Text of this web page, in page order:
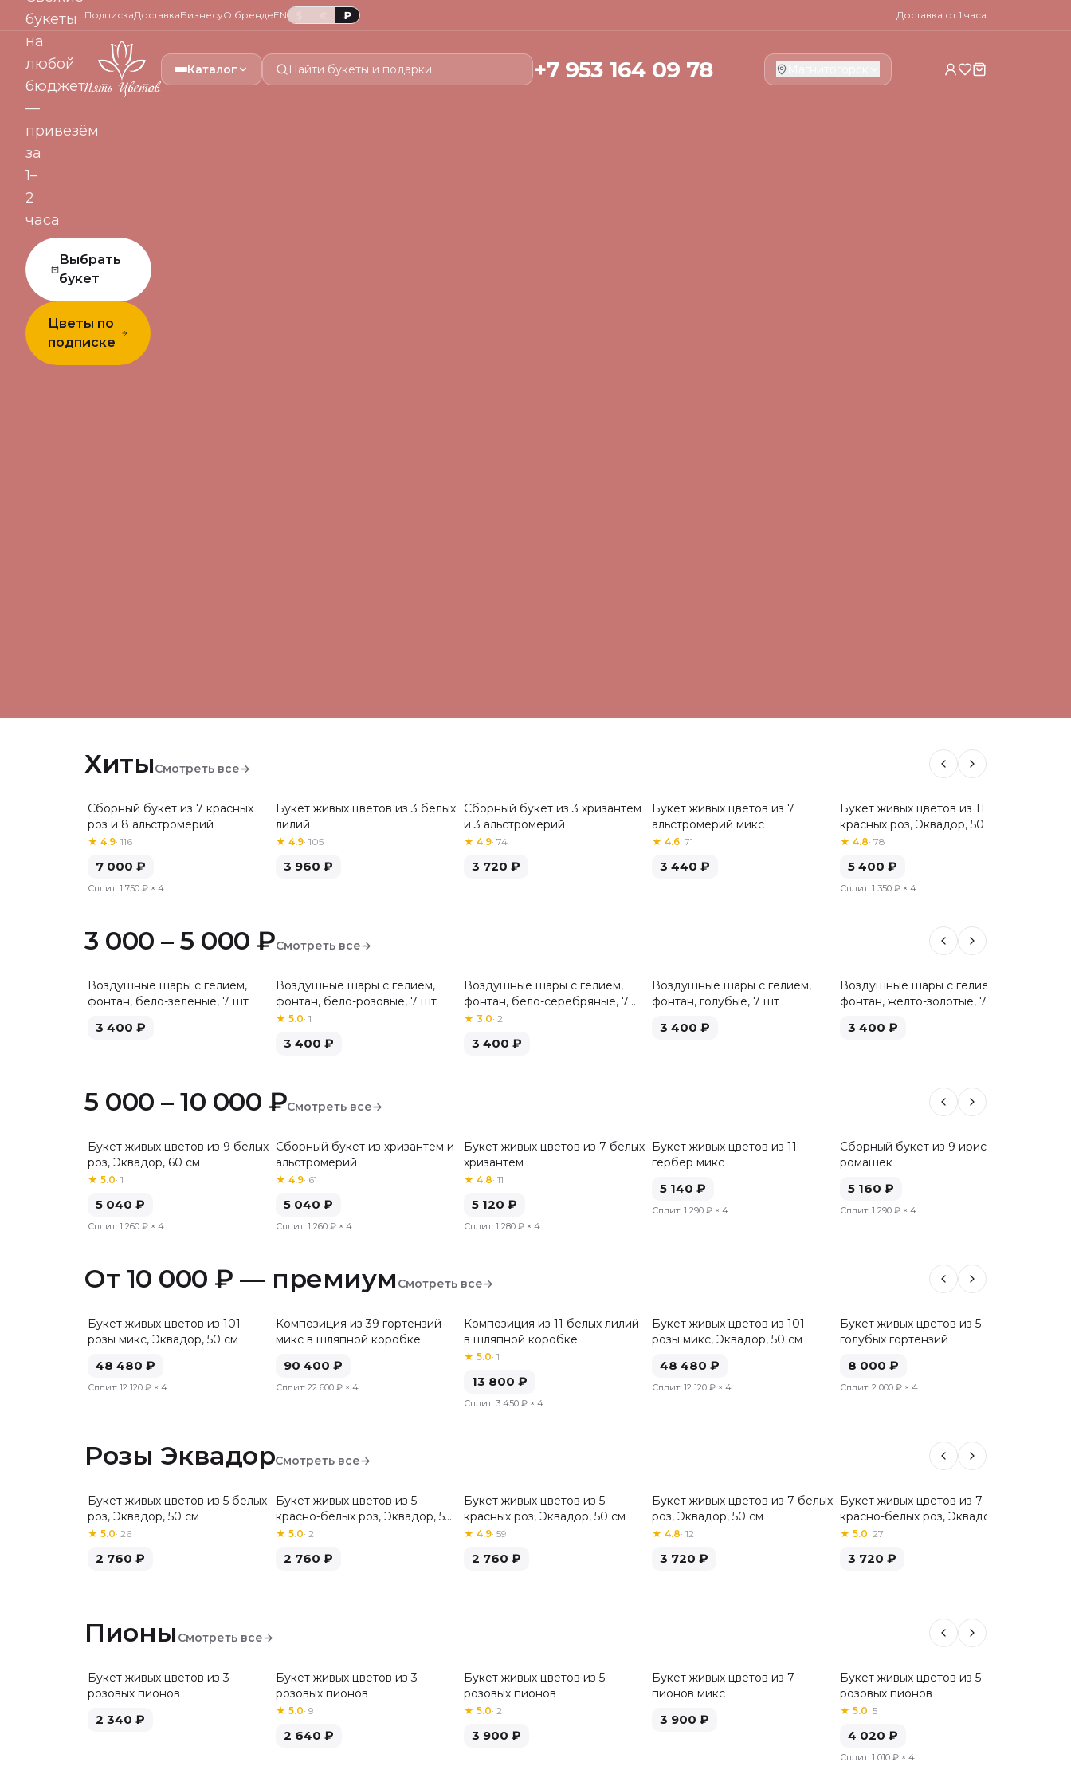
ПодпискаДоставкаБизнесуО брендеEN ₽ Доставка от 1 часа
Каталог Найти букеты и подарки +7 953 164 09 78
букеты
на
любой
бюджет
—
привезём
за
1–
2
часа
Выбрать
букет
Цветы по
подписке
ХитыСмотреть все→
Хит
Сборный букет из 7 красных
роз и 8 альстромерий
★ 4.9· 116
7 000 ₽
Сплит: 1 750 ₽ × 4
Хит
Букет живых цветов из 3 белых
лилий
★ 4.9· 105
3 960 ₽
Хит
Сборный букет из 3 хризантем
и 3 альстромерий
★ 4.9· 74
3 720 ₽
Хит
Букет живых цветов из 7
альстромерий микс
★ 4.6· 71
3 440 ₽
Хит
Букет живых цветов из 11
красных роз, Эквадор, 50 см
★ 4.8· 78
5 400 ₽
Сплит: 1 350 ₽ × 4
3 000 – 5 000 ₽Смотреть все→
Воздушные шары с гелием,
фонтан, бело-зелёные, 7 шт
3 400 ₽
Воздушные шары с гелием,
фонтан, бело-розовые, 7 шт
★ 5.0· 1
3 400 ₽
Воздушные шары с гелием,
фонтан, бело-серебряные, 7
шт
★ 3.0· 2
3 400 ₽
Воздушные шары с гелием,
фонтан, голубые, 7 шт
3 400 ₽
Воздушные шары с гелием,
фонтан, желто-золотые, 7 шт
3 400 ₽
5 000 – 10 000 ₽Смотреть все→
Букет живых цветов из 9 белых
роз, Эквадор, 60 см
★ 5.0· 1
5 040 ₽
Сплит: 1 260 ₽ × 4
Хит
Сборный букет из хризантем и
альстромерий
★ 4.9· 61
5 040 ₽
Сплит: 1 260 ₽ × 4
Букет живых цветов из 7 белых
хризантем
★ 4.8· 11
5 120 ₽
Сплит: 1 280 ₽ × 4
Букет живых цветов из 11
гербер микс
5 140 ₽
Сплит: 1 290 ₽ × 4
Сборный букет из 9 ирисов и 6
ромашек
5 160 ₽
Сплит: 1 290 ₽ × 4
От 10 000 ₽ — премиум Смотреть все→
Букет живых цветов из 101
розы микс, Эквадор, 50 см
48 480 ₽
Сплит: 12 120 ₽ × 4
Композиция из 39 гортензий
микс в шляпной коробке
90 400 ₽
Сплит: 22 600 ₽ × 4
Композиция из 11 белых лилий
в шляпной коробке
★ 5.0· 1
13 800 ₽
Сплит: 3 450 ₽ × 4
Букет живых цветов из 101
розы микс, Эквадор, 50 см
48 480 ₽
Сплит: 12 120 ₽ × 4
Букет живых цветов из 5
голубых гортензий
8 000 ₽
Сплит: 2 000 ₽ × 4
Розы ЭквадорСмотреть все→
Хит
Букет живых цветов из 5 белых
роз, Эквадор, 50 см
★ 5.0· 26
2 760 ₽
Букет живых цветов из 5
красно-белых роз, Эквадор, 50
см
★ 5.0· 2
2 760 ₽
Хит
Букет живых цветов из 5
красных роз, Эквадор, 50 см
★ 4.9· 59
2 760 ₽
Букет живых цветов из 7 белых
роз, Эквадор, 50 см
★ 4.8· 12
3 720 ₽
Хит
Букет живых цветов из 7
красно-белых роз, Эквадор, 50
см
★ 5.0· 27
3 720 ₽
Пионы Смотреть все→
Букет живых цветов из 3
розовых пионов
2 340 ₽
Букет живых цветов из 3
розовых пионов
★ 5.0· 9
2 640 ₽
Букет живых цветов из 5
розовых пионов
★ 5.0· 2
3 900 ₽
Букет живых цветов из 7
пионов микс
3 900 ₽
Букет живых цветов из 5
розовых пионов
★ 5.0· 5
4 020 ₽
Сплит: 1 010 ₽ × 4